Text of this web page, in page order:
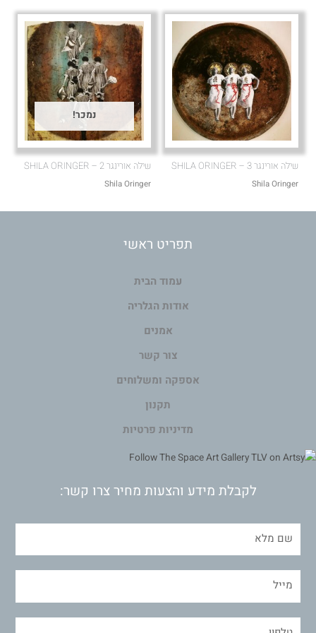
שילה אורינגר 3 – SHILA ORINGER
Shila Oringer
נמכר!
שילה אורינגר 2 – SHILA ORINGER
Shila Oringer
תפריט ראשי
עמוד הבית
אודות הגלריה
אמנים
צור קשר
אספקה ומשלוחים
תקנון
מדיניות פרטיות
לקבלת מידע והצעות מחיר צרו קשר: